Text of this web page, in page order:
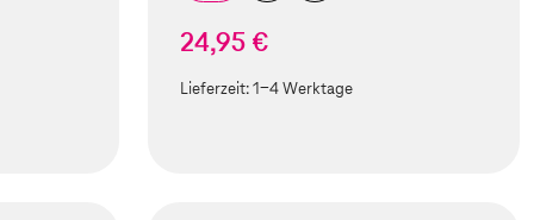
24,95 €
Lieferzeit:1-4 Werktage